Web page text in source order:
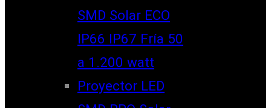
SMD Solar ECO
IP66 IP67 Fría 50
a 1.200 watt
Proyector LED